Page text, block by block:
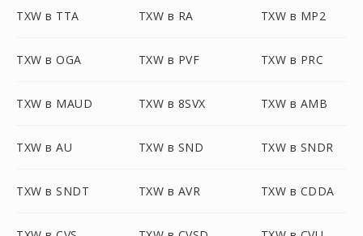
TXW в TTA TXW в RA TXW в MP2
TXW в OGA TXW в PVF TXW в PRC
TXW в MAUD TXW в 8SVX TXW в AMB
TXW в AU TXW в SND TXW в SNDR
TXW в SNDT TXW в AVR TXW в CDDA